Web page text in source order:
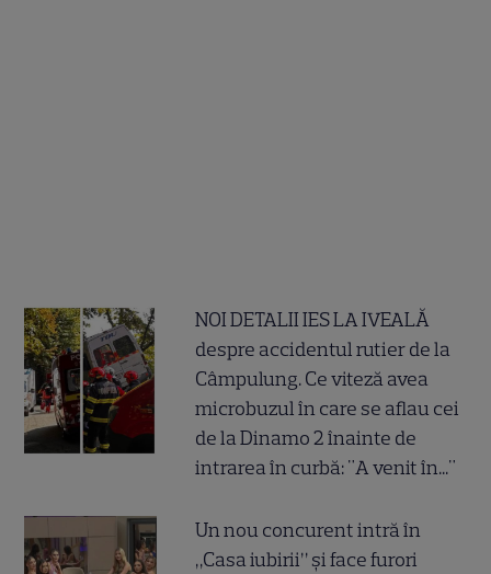
NOI DETALII IES LA IVEALĂ
despre accidentul rutier de la
Câmpulung. Ce viteză avea
microbuzul în care se aflau cei
de la Dinamo 2 înainte de
intrarea în curbă: "A venit în..."
Un nou concurent intră în
„Casa iubirii” și face furori